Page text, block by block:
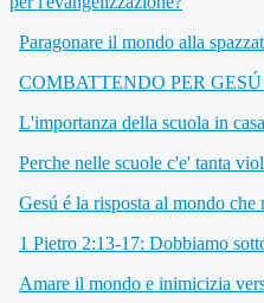
Paragonare il mondo alla
COMBATTENDO PER
L'importanza della scuola in
Perche nelle scuole c'e' tanta
Gesú é la risposta al mondo che
1 Pietro 2:13-17: Dobbiamo
Amare il mondo e inimicizia